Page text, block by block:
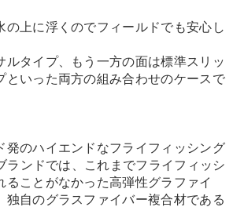
の上に浮くのでフィールドでも安心し
ルタイプ、もう一方の面は標準スリッ
といった両方の組み合わせのケースで
発のハイエンドなフライフィッシング
ランドでは、これまでフライフィッシ
ることがなかった高弾性グラファイ
独自のグラスファイバー複合材である